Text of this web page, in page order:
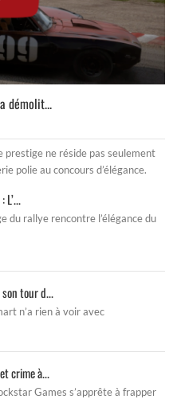
démolit...
prestige ne réside pas seulement
polie au concours d’élégance.
L’...
du rallye rencontre l’élégance du
tour d...
n’a rien à voir avec
crime à...
Games s’apprête à frapper